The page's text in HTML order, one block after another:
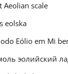
Aeolian scale
eolska
Eólio em Mi
эолийский